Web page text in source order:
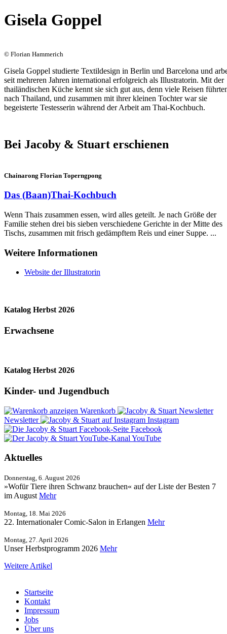
Gisela Goppel
© Florian Hammerich
Gisela Goppel studierte Textildesign in Berlin und Barcelona und
seit mehreren Jahren international erfolgreich als Illustratorin. Mit der
thailändischen Küche kennt sie sich gut aus, denn viele Reisen
nach Thailand, und zusammen mit ihrer kleinen Tochter war sie
begeisterte Testesserin während der Arbeit am Thai-Kochbuch.
Bei Jacoby & Stuart erschienen
Chainarong Florian Toperngpong
Das (Baan)Thai-Kochbuch
Wenn Thais zusammen essen, wird alles geteilt. Je nach Größe der
Familie stehen drei bis sieben verschiedene Gerichte in der Mitte des
Tischs, zusammen mit frisch gedämpftem Reis und einer Suppe. ...
Weitere Informationen
Website der Illustratorin
Katalog Herbst 2026
Erwachsene
Katalog Herbst 2026
Kinder- und Jugendbuch
Warenkorb
Newsletter
Instagram
Facebook
YouTube
Aktuelles
Donnerstag, 6. August 2026
»Wofür Tiere ihren Schwanz brauchen« auf der Liste der Besten 7
im August Mehr
Montag, 18. Mai 2026
22. Internationaler Comic-Salon in Erlangen Mehr
Montag, 27. April 2026
Unser Herbstprogramm 2026 Mehr
Weitere Artikel
Startseite
Kontakt
Impressum
Jobs
Über uns